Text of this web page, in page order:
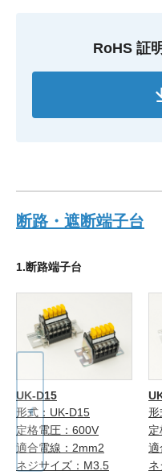
RoHS 証
断路・遮断端子台
1.断路端子台
UK-D15
形式：UK-D15
定格電圧：600V
適合電線：2mm2
ネジサイズ：M3.5
形
適